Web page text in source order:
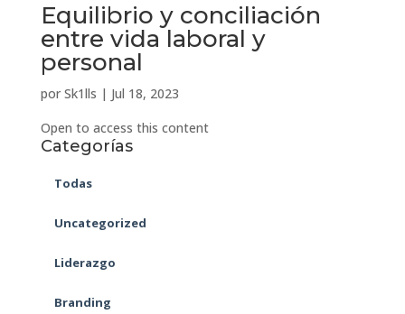
Equilibrio y conciliación
entre vida laboral y
personal
por Sk1lls | Jul 18, 2023
Open to access this content
Categorías
Todas
Uncategorized
Liderazgo
Branding